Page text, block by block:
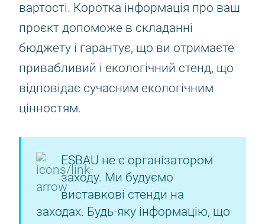
вартості. Коротка інформація про ваш
проєкт допоможе в складанні
бюджету і гарантує, що ви отримаєте
привабливий і екологічний стенд, що
відповідає сучасним екологічним
цінностям.
ESBAU не є організатором
заходу. Ми будуємо
виставкові стенди на
заходах. Будь-яку інформацію, що